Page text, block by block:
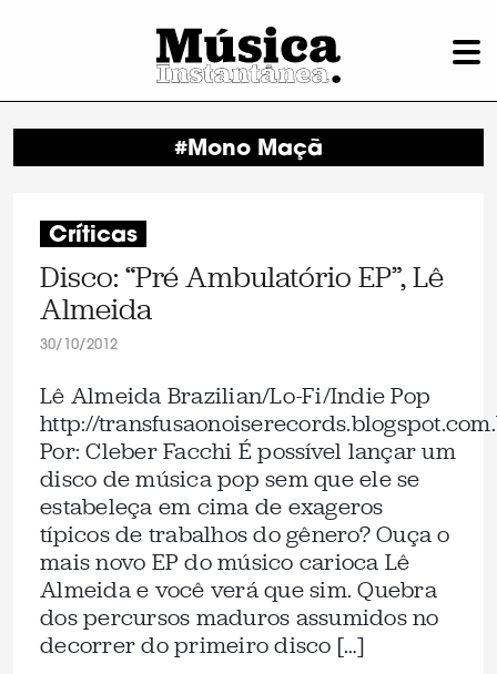
#Mono Maçã
Críticas
Disco: “Pré Ambulatório EP”, Lê
Almeida
30/10/2012
Lê Almeida Brazilian/Lo-Fi/Indie Pop
http://
Por: Cleber Facchi É possível lançar um
disco de música pop sem que ele se
estabeleça em cima de exageros
típicos de trabalhos do gênero? Ouça o
mais novo EP do músico carioca Lê
Almeida e você verá que sim. Quebra
dos percursos maduros assumidos no
decorrer do primeiro disco […]